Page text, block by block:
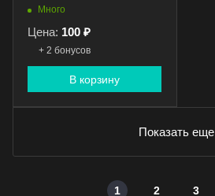
Много
Цена: 100 ₽
+ 2 бонусов
В корзину
Показать еще
1 2 3